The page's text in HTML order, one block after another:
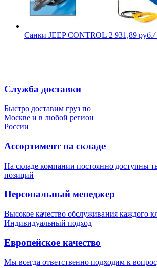
Санки JEEP CONTROL 2 931,89 руб./
Служба доставки
Быстро доставим груз по
Москве и в любой регион
России
Ассортимент на складе
На складе компании постоянно доступны
позиций
Персональный менеджер
Высокое качество обслуживания каждого
Индивидуальный подход
Европейское качество
Мы всегда ответственно подходим к